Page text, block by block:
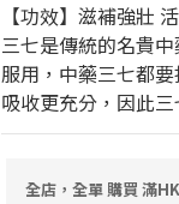
【功效】滋補強壯
三七是傳統的名貴
服用，中藥三七都
吸收更充分，因此
全店，全單 購買 滿